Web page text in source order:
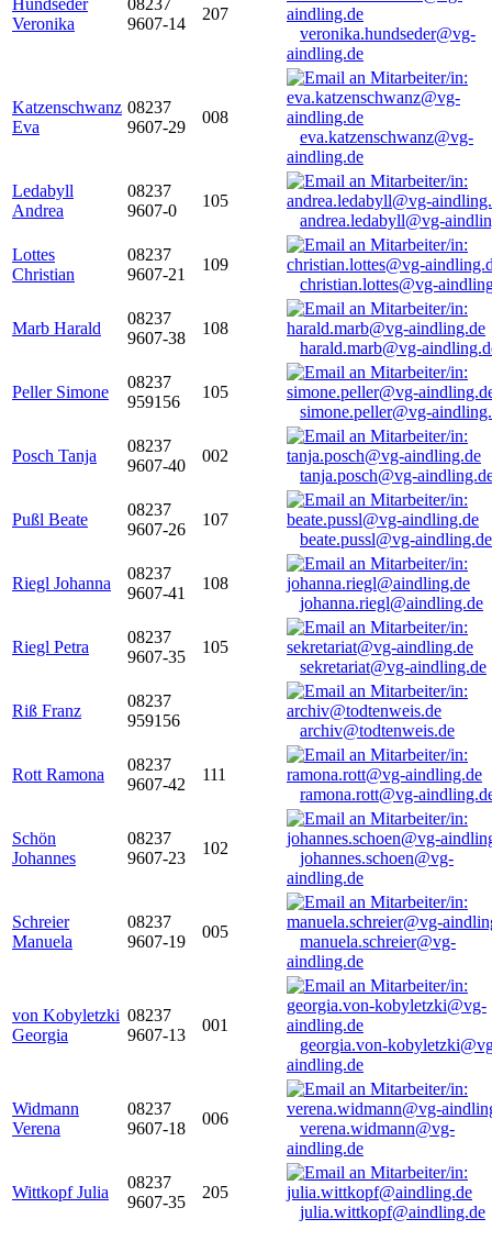
Hundseder
Veronika
08237
9607-14
207
veronika.hundseder@vg-
aindling.de
Katzenschwanz
Eva
08237
9607-29
008
eva.katzenschwanz@vg-
aindling.de
Ledabyll
Andrea
08237
9607-0
105
andrea.ledabyll@vg-
Lottes
Christian
08237
9607-21
109
christian.lottes@vg-
Marb Harald
08237
9607-38
108
harald.marb@vg-
Peller Simone
08237
959156
105
simone.peller@vg-
Posch Tanja
08237
9607-40
002
tanja.posch@vg-
Pußl Beate
08237
9607-26
107
beate.pussl@vg-aindling.de
Riegl Johanna
08237
9607-41
108
johanna.riegl@aindling.de
Riegl Petra
08237
9607-35
105
sekretariat@vg-aindling.de
Riß Franz
08237
959156
archiv@todtenweis.de
Rott Ramona
08237
9607-42
111
ramona.rott@vg-
Schön
Johannes
08237
9607-23
102
johannes.schoen@vg-
aindling.de
Schreier
Manuela
08237
9607-19
005
manuela.schreier@vg-
aindling.de
von Kobyletzki
Georgia
08237
9607-13
001
georgia.von-
aindling.de
Widmann
Verena
08237
9607-18
006
verena.widmann@vg-
aindling.de
Wittkopf Julia
08237
9607-35
205
julia.wittkopf@aindling.de